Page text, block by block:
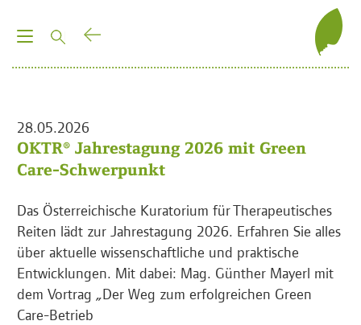
T
l
e
n
v
i
g
a
28.05.2026
OKTR® Jahrestagung 2026 mit Green
Care-Schwerpunkt
Das Österreichische Kuratorium für Therapeutisches
Reiten lädt zur Jahrestagung 2026. Erfahren Sie alles
über aktuelle wissenschaftliche und praktische
Entwicklungen. Mit dabei: Mag. Günther Mayerl mit
dem Vortrag „Der Weg zum erfolgreichen Green
Care-Betrieb